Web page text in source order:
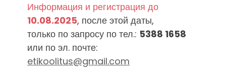
Информация и регистрация до
10.08.2025, после этой даты,
только по запросу по тел.: 5388 1658
или по эл. почте:
etikoolitus@gmail.com